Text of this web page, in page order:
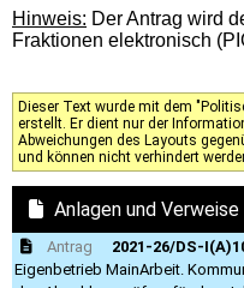
Hinweis: Der Antrag wird
Fraktionen elektronisch
Dieser Text wurde mit dem
erstellt. Er dient nur der
Abweichungen des Layouts
und können nicht verhindert
Anlagen und Verweise
Antrag
2021-26/DS-
Eigenbetrieb MainArbeit.